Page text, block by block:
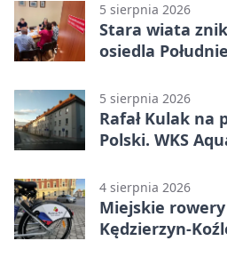
5 sierpnia 2026
Stara wiata
osiedla
5 sierpnia 2026
Rafał Kulak
Polski. WKS
4 sierpnia 2026
Miejskie
Kędzierzyn-